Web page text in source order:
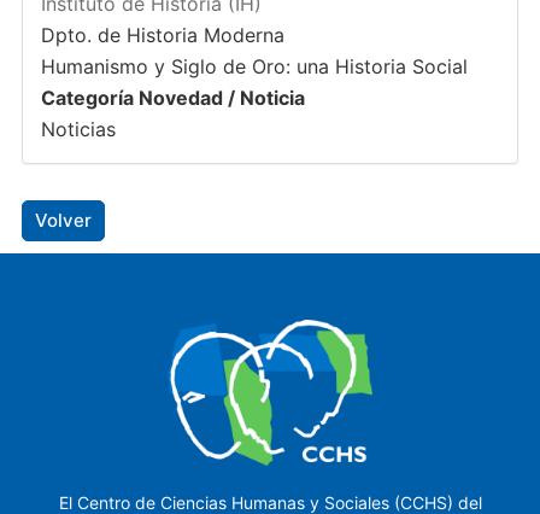
Dpto. de Historia Moderna
Humanismo y Siglo de Oro: una Historia Social
Categoría Novedad / Noticia
Noticias
Volver
El Centro de Ciencias Humanas y Sociales (CCHS) del